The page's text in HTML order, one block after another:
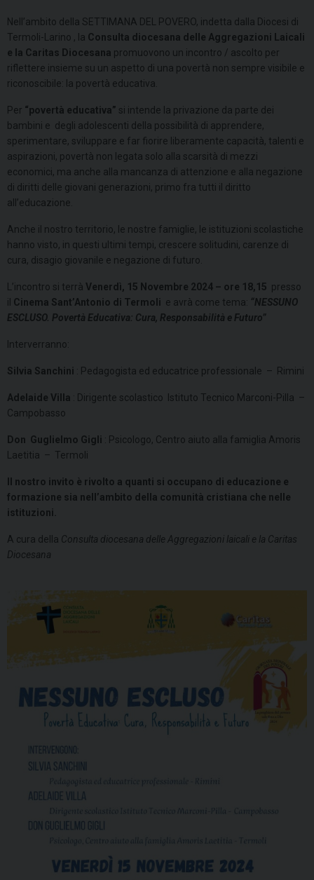
Nell’ambito della SETTIMANA DEL POVERO, indetta dalla Diocesi di
Termoli-Larino , la Consulta diocesana delle Aggregazioni Laicali
e la Caritas Diocesana promuovono un incontro / ascolto per
riflettere insieme su un aspetto di una povertà non sempre visibile e
riconoscibile: la povertà educativa.
Per “povertà educativa” si intende la privazione da parte dei
bambini e degli adolescenti della possibilità di apprendere,
sperimentare, sviluppare e far fiorire liberamente capacità, talenti e
aspirazioni, povertà non legata solo alla scarsità di mezzi
economici, ma anche alla mancanza di attenzione e alla negazione
di diritti delle giovani generazioni, primo fra tutti il diritto
all’educazione.
Anche il nostro territorio, le nostre famiglie, le istituzioni scolastiche
hanno visto, in questi ultimi tempi, crescere solitudini, carenze di
cura, disagio giovanile e negazione di futuro.
L’incontro si terrà Venerdì, 15 Novembre 2024 – ore 18,15 presso
il Cinema Sant’Antonio di Termoli e avrà come tema: “NESSUNO
ESCLUSO. Povertà Educativa: Cura, Responsabilità e Futuro”
Interverranno:
Silvia Sanchini : Pedagogista ed educatrice professionale – Rimini
Adelaide Villa : Dirigente scolastico Istituto Tecnico Marconi-Pilla –
Campobasso
Don Guglielmo Gigli : Psicologo, Centro aiuto alla famiglia Amoris
Laetitia – Termoli
Il nostro invito è rivolto a quanti si occupano di educazione e
formazione sia nell’ambito della comunità cristiana che nelle
istituzioni.
A cura della Consulta diocesana delle Aggregazioni laicali e la Caritas
Diocesana